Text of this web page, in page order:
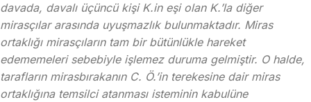
davada, davalı üçüncü kişi K.in eşi olan K.’la diğer
mirasçılar arasında uyuşmazlık bulunmaktadır. Miras
ortaklığı mirasçıların tam bir bütünlükle hareket
edememeleri sebebiyle işlemez duruma gelmiştir. O halde,
tarafların mirasbırakanın C. Ö.’in terekesine dair miras
ortaklığına temsilci atanması isteminin kabulüne